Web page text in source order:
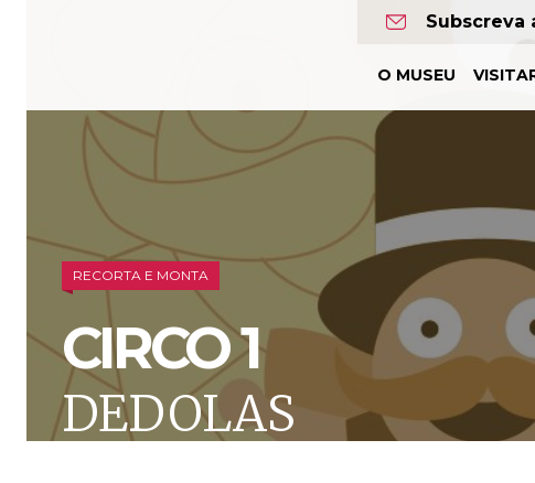
Marioneta
Subscreva
O MUSEU
RECORTA E MONTA
CIRCO 1
DEDOLAS